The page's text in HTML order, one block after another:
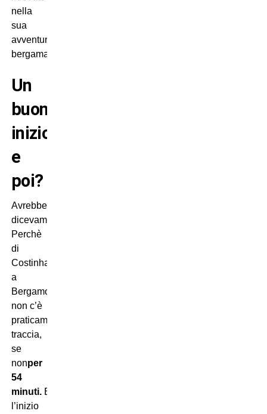
nella
sua
avventura
bergamasca.
Un
buon
inizio,
e
poi?
Avrebbe,
dicevamo.
Perchè
di
Costinha
a
Bergamo
non c’è
praticamente
traccia,
se
nonper
54
minuti.Eppure
l’inizio